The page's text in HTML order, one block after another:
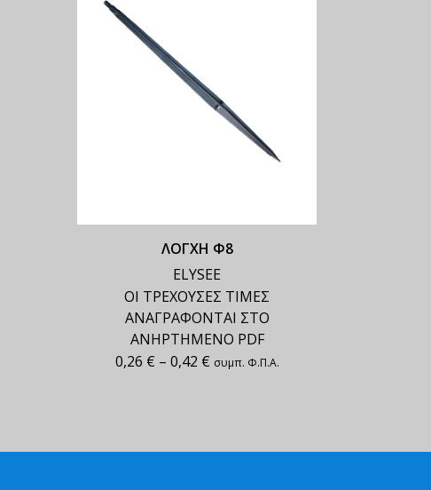
ΛΟΓΧΗ Φ8
ELYSEE
ΟΙ ΤΡΕΧΟΥΣΕΣ ΤΙΜΕΣ
ΑΝΑΓΡΑΦΟΝΤΑΙ ΣΤΟ
ΑΝΗΡΤΗΜΕΝΟ PDF
0,26 € – 0,42 € συμπ. Φ.Π.Α.